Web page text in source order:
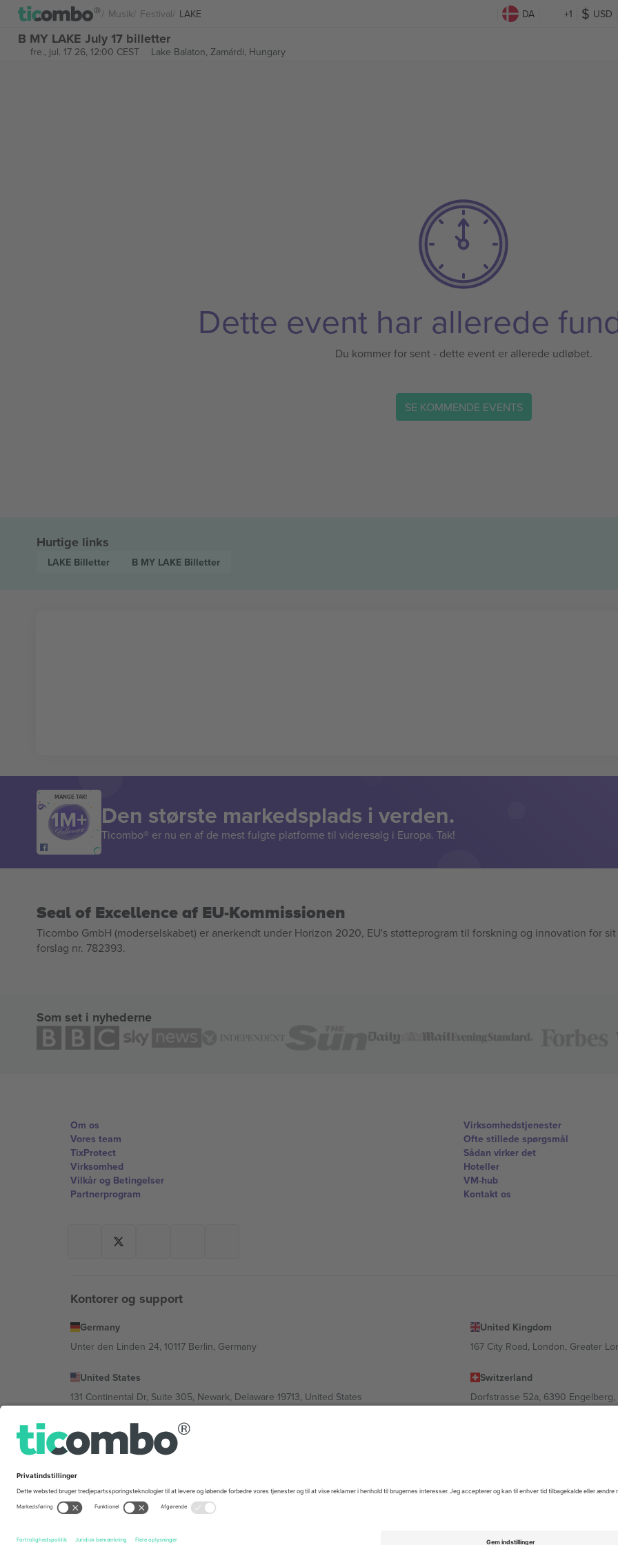
Musik Festival LAKE DA +1 USD
B MY LAKE July 17 billetter
fre., jul. 17 26, 12:00 CEST Lake Balaton, Zamárdi, Hungary
Dette event har allerede
Du kommer for sent - dette event er allerede udløbet.
SE KOMMENDE EVENTS
Hurtige links
LAKE Billetter B MY LAKE Billetter
MANGE TAK!
Den største markedsplads i verden.
Ticombo® er nu en af de mest fulgte platforme til videresalg i Europa. Tak!
Seal of Excellence af EU-Kommissionen
Ticombo GmbH (moderselskabet) er anerkendt under Horizon 2020, EU's støtteprogram til forskning og innovation for sit
forslag nr. 782393.
Som set i nyhederne
Om os
Vores team
TixProtect
Virksomhed
Vilkår og Betingelser
Partnerprogram
Virksomhedstjenester
Ofte stillede spørgsmål
Sådan virker det
Hoteller
VM-hub
Kontakt os
Kontorer og support
Germany
Unter den Linden 24, 10117 Berlin, Germany
United Kingdom
167 City Road, London, Greater
United States
131 Continental Dr, Suite 305, Newark, Delaware 19713, United States
Switzerland
Dorfstrasse 52a, 6390 Engelberg,
Bulgaria
Regus Sofia City West, bul Totleben 53-55, 1606 Sofia, Bulgaria
Av Chapultepec 360, Roma Norte, Cuauhtémoc, 06700 Ciudad de México, CDMX, Mexico
© 2026 Ticombo. Alle rettigheder forbeholdes.